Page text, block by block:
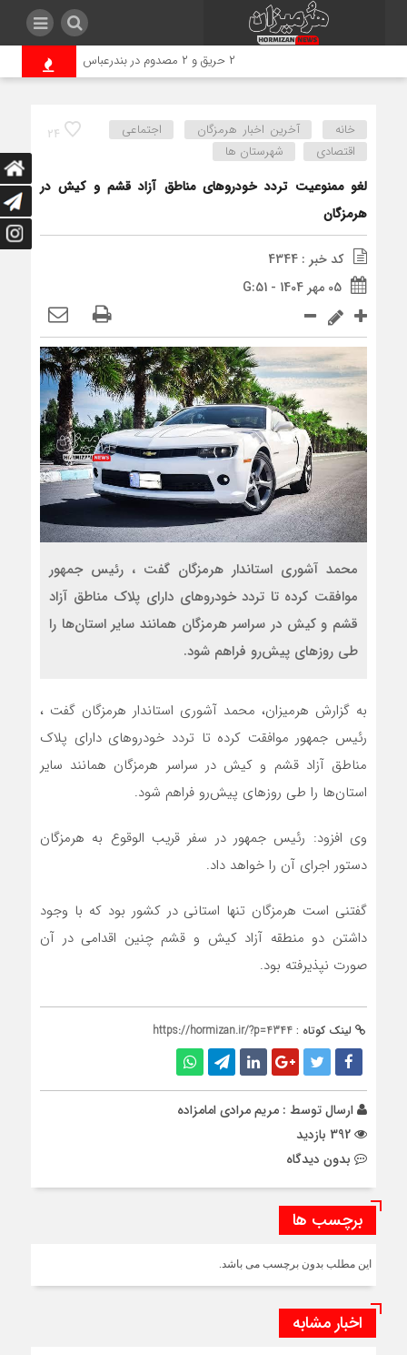
نفیسی:
24 خانه آخرین اخبار هرمزگان
اجتماعی
اقتصادی
شهرستان ها
لغو ممنوعیت تردد خودروهای مناطق آزاد قشم و کیش در
هرمزگان
کد خبر : 4344
05 مهر 1404 - G:51
محمد آشوری استاندار هرمزگان گفت ، رئیس جمهور
موافقت کرده‌ تا تردد خودروهای دارای پلاک مناطق آزاد
قشم و کیش در سراسر هرمزگان همانند سایر استان‌ها را
طی روزهای پیش‌رو فراهم شود.
به گزارش هرمیزان، محمد آشوری استاندار هرمزگان گفت ،
رئیس جمهور موافقت کرده‌ تا تردد خودروهای دارای پلاک
مناطق آزاد قشم و کیش در سراسر هرمزگان همانند سایر
استان‌ها را طی روزهای پیش‌رو فراهم شود.
وی افزود: رئیس جمهور در سفر قریب الوقوع به هرمزگان
دستور اجرای آن را خواهد داد.
گفتنی است هرمزگان تنها استانی در کشور بود که با وجود
داشتن دو منطقه آزاد کیش و قشم چنین اقدامی در آن
صورت نپذیرفته بود.
لینک کوتاه : https://hormizan.ir/?p=4344
ارسال توسط : مریم مرادی امامزاده
بدون دیدگاه
برچسب ها
این مطلب بدون برچسب می باشد.
اخبار مشابه